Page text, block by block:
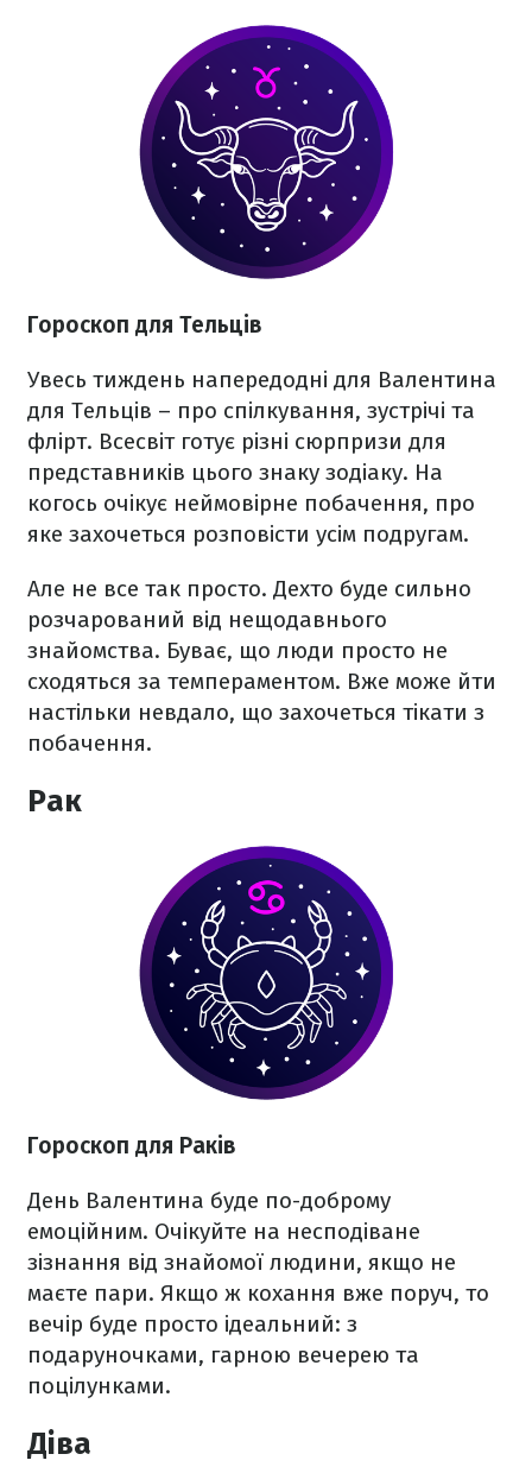
Гороскоп для Тельців
Увесь тиждень напередодні для Валентина
для Тельців – про спілкування, зустрічі та
флірт. Всесвіт готує різні сюрпризи для
представників цього знаку зодіаку. На
когось очікує неймовірне побачення, про
яке захочеться розповісти усім подругам.
Але не все так просто. Дехто буде сильно
розчарований від нещодавнього
знайомства. Буває, що люди просто не
сходяться за темпераментом. Вже може йти
настільки невдало, що захочеться тікати з
побачення.
Рак
Гороскоп для Раків
День Валентина буде по-доброму
емоційним. Очікуйте на несподіване
зізнання від знайомої людини, якщо не
маєте пари. Якщо ж кохання вже поруч, то
вечір буде просто ідеальний: з
подаруночками, гарною вечерею та
поцілунками.
Діва